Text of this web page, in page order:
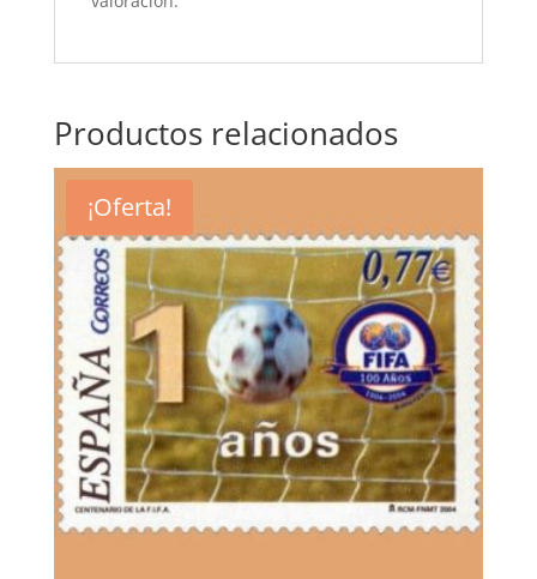
Productos relacionados
¡Oferta!